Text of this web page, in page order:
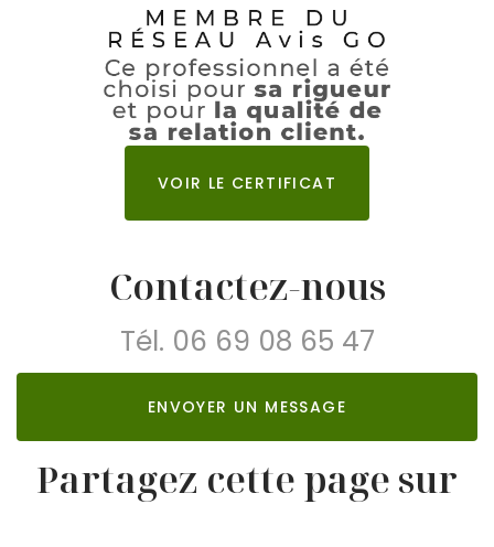
VOIR LE CERTIFICAT
Contactez-nous
Tél. 06 69 08 65 47
ENVOYER UN MESSAGE
Partagez cette page sur